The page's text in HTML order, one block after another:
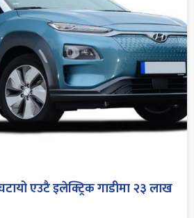
एउटै इलेक्ट्रिक गाडीमा २३ लाख